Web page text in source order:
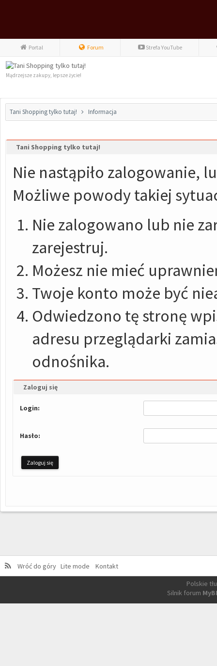
Portal Forum Strefa YouTube
Mądrzejsze zakupy, lepsze życie!
Tani Shopping tylko tutaj! Informacja
Tani Shopping tylko tutaj!
Nie nastąpiło zalogowanie,
Możliwe powody takiej
Nie zalogowano lub nie
zarejestruj.
Możesz nie mieć
Twoje konto może być
Odwiedzono tę stronę
adresu przeglądarki
odnośnika.
Zaloguj się
Login:
Hasło:
Wróć do góry Lite mode
Kontakt
Polskie
Silnik forum